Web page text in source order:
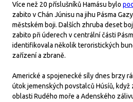
Více než 20 příslušníků Hamásu bylo
zabito v Chán Júnisu na jihu Pásma
městském boji. Dalších zhruba deset
zabito při úderech v centrální části
identifikovala několik teroristických
zařízení a zbraně.
Americké a spojenecké síly dnes brzy
útok jemenských povstalců Húsíů, když
oblasti Rudého moře a Adenského